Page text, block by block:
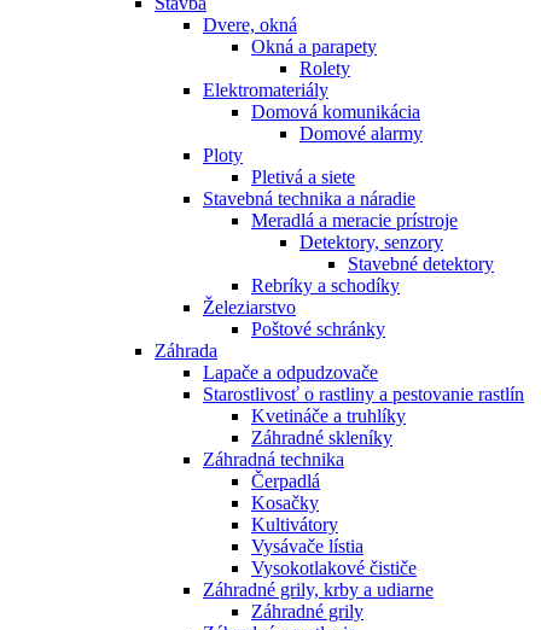
Dvere, okná
Okná a parapety
Rolety
Elektromateriály
Domová komunikácia
Domové alarmy
Ploty
Pletivá a siete
Stavebná technika a náradie
Meradlá a meracie prístroje
Detektory, senzory
Stavebné detektory
Rebríky a schodíky
Železiarstvo
Poštové schránky
Záhrada
Lapače a odpudzovače
Starostlivosť o rastliny a pestovanie rastlín
Kvetináče a truhlíky
Záhradné skleníky
Záhradná technika
Čerpadlá
Kosačky
Kultivátory
Vysávače lístia
Vysokotlakové čističe
Záhradné grily, krby a udiarne
Záhradné grily